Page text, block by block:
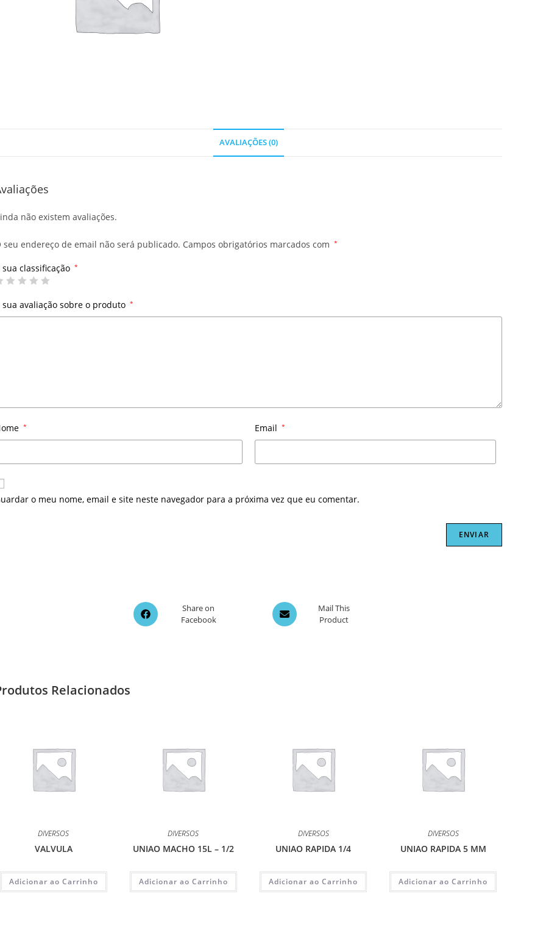
AVALIAÇÕES (0)
não existem avaliações.
seu endereço de email não será publicado. Campos obrigatórios marcados com *
sua classificação *
sua avaliação sobre o produto *
* Email *
o meu nome, email e site neste navegador para a próxima vez que eu comentar.
Opens
in
Share on
Facebook
Opens
in
Mail This
Product
Relacionados
DIVERSOS
VALVULA
Adicionar ao Carrinho
DIVERSOS
UNIAO MACHO 15L – 1/2
Adicionar ao Carrinho
DIVERSOS
UNIAO RAPIDA 1/4
Adicionar ao Carrinho
DIVERSOS
UNIAO RAPIDA 5 MM
Adicionar ao Carrinho